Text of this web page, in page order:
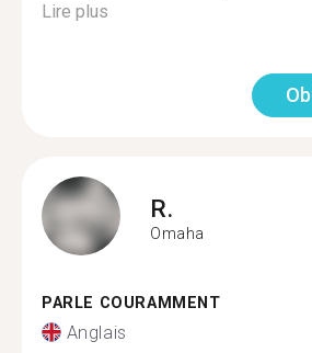
Lire plus
R.
Omaha
PARLE COURAMMENT
Anglais